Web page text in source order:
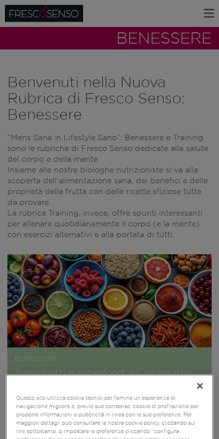
BENESSERE
Benvenuti nella Nuova
Rubrica di Fresco Senso:
Benessere
“Mens Sana in Lifestyle Sano”: Benessere e Training
sono le rubriche di Fresco Senso dedicate alla salute
del corpo e della mente.
Insieme alle nostre biologhe nutrizioniste si va alla
scoperta dell’alimentazione sana, dei benefici e delle
proprietà della frutta con delle ricette sfiziose tutte
da provare.
La rubrica Training, invece, offre spunti interessanti
per allenare quotidianamente il corpo (e la mente)
con esercizi alternativi e alla portata di tutti.​
BENESSERE
Superfrutti e superfood: gli integratori
Questo sito utilizza cookie tecnici per fornirle un’esperienza di
navigazione migliore e, previo suo consenso, cookie di profilazione per
proporle informazioni e pubblicità in linea con le sue preferenze. Per
maggiori dettagli può consultare la nostra cookie policy, cliccando sul
link sottostante, o impostare le preferenze cliccando “configura